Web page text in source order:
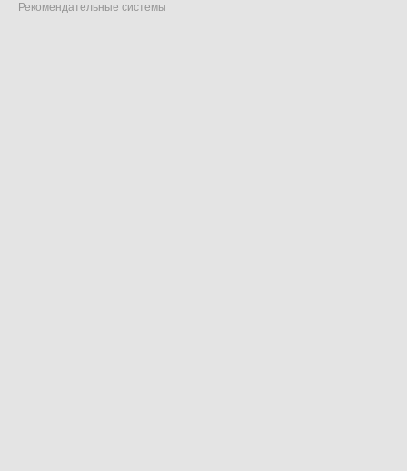
Рекомендательные системы